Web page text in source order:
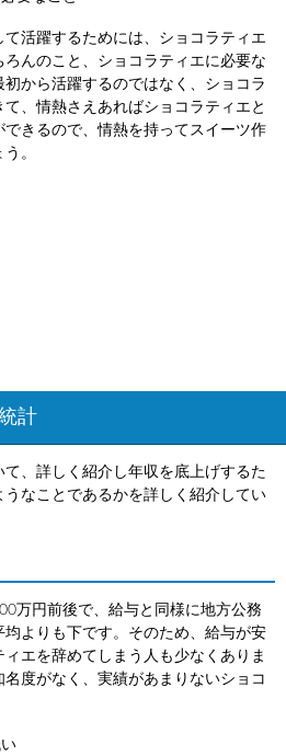
活躍するためには、ショコラティエ
んのこと、ショコラティエに必要な
から活躍するのではなく、ショコラ
、情熱さえあればショコラティエと
できるので、情熱を持ってスイーツ作
。
計
、詳しく紹介し年収を底上げするた
なことであるかを詳しく紹介してい
万円前後で、給与と同様に地方公務
よりも下です。そのため、給与が安
エを辞めてしまう人も少なくありま
度がなく、実績があまりないショコ